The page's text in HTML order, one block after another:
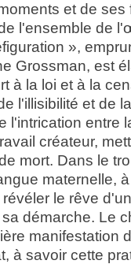
et de ses
l'ensemble de
»,
Grossman, est
à la loi et à la
l'illisibilité et de
l'intrication entre
créateur,
mort. Dans le
maternelle,
le rêve
démarche. Le
manifestation
à savoir cette